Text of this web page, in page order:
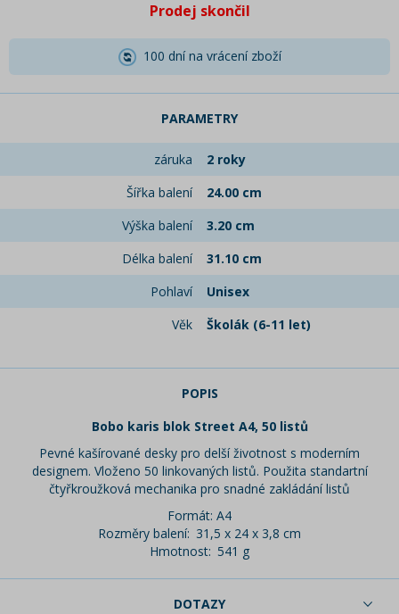
Prodej skončil
100 dní na vrácení zboží
PARAMETRY
záruka
2 roky
Šířka balení
24.00 cm
Výška balení
3.20 cm
Délka balení
31.10 cm
Pohlaví
Unisex
Věk
Školák (6-11 let)
POPIS
Bobo karis blok Street A4, 50 listů
Pevné kašírované desky pro delší životnost s moderním
designem. Vloženo 50 linkovaných listů. Použita standartní
čtyřkroužková mechanika pro snadné zakládání listů
Formát: A4
Rozměry balení: 31,5 x 24 x 3,8 cm
Hmotnost: 541 g
DOTAZY